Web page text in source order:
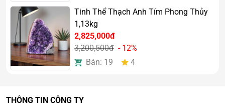
Đặc biệt, người làm kinh doanh hoặc công việc trí óc
thường sử dụng thạch anh tím nhằm tăng sự sáng suốt
và hỗ trợ đưa ra quyết định hiệu quả hơn.
Tinh Thể Thạch Anh Tím Phong Thủy
1,13kg
2,825,000đ
3,200,500đ - 12%
Bán: 19
4
THÔNG TIN CÔNG TY